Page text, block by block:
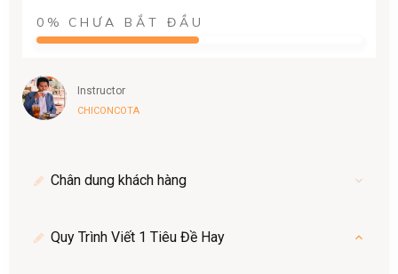
0% CHƯA BẮT ĐẦU
Instructor
CHICONCOTA
Chân dung khách hàng
Quy Trình Viết 1 Tiêu Đề Hay